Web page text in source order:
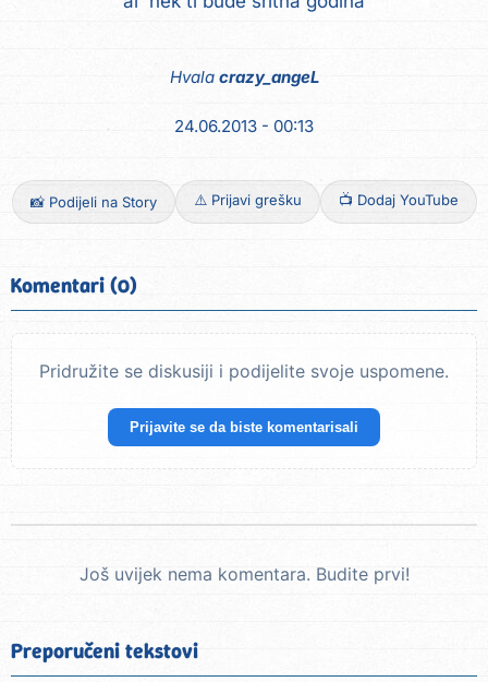
Hvala crazy_angeL
24.06.2013 - 00:13
📸 Podijeli na Story ⚠️ Prijavi grešku 📺 Dodaj YouTube
Komentari (0)
Pridružite se diskusiji i podijelite svoje uspomene.
Prijavite se da biste komentarisali
Još uvijek nema komentara. Budite prvi!
Preporučeni tekstovi